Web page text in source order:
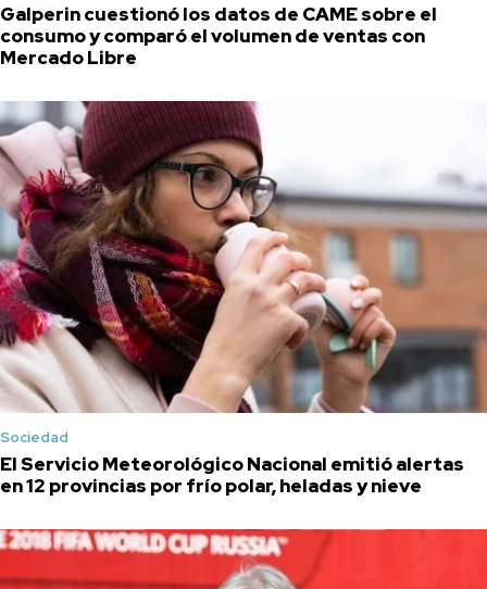
Galperin cuestionó los datos de CAME sobre el
consumo y comparó el volumen de ventas con
Mercado Libre
Sociedad
El Servicio Meteorológico Nacional emitió alertas
en 12 provincias por frío polar, heladas y nieve